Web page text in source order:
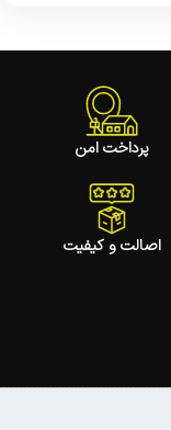
پرداخت امن
اصالت و کیفیت